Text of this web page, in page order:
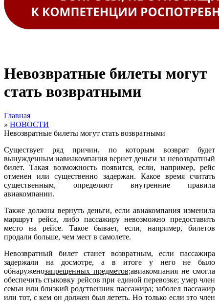
Невозвратные билеты могут
стать возвратными
Главная
» НОВОСТИ
Невозвратные билеты могут стать возвратными
Существует ряд причин, по которым возврат будет
вынужденным иавиакомпания вернет деньги за невозвратный
билет. Такая возможность появится, если, например, рейс
отменен или существенно задержан. Какое время считать
существенным, определяют внутренние правила
авиакомпании.
Также должны вернуть деньги, если авиакомпания изменила
маршрут рейса, либо пассажиру невозможно предоставить
место на рейсе. Такое бывает, если, например, билетов
продали больше, чем мест в самолете.
Невозвратный билет станет возвратным, если пассажира
задержали на досмотре, а в итоге у него не было
обнаруженозапрещенных предметов;авиакомпания не смогла
обеспечить стыковку рейсов при единой перевозке; умер член
семьи или близкий родственник пассажира; заболел пассажир
или тот, с кем он должен был лететь. Но только если это член